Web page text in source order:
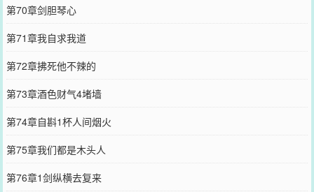
第70章剑胆琴心
第71章我自求我道
第72章拂死他不辣的
第73章酒色财气4堵墙
第74章自斟1杯人间烟火
第75章我们都是木头人
第76章1剑纵横去复来